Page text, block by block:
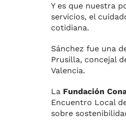
Y es que nuestra
servicios, el
cotidiana.
Sánchez fue una
Prusilla, concejal
Valencia.
La Fundación
Encuentro Local
sobre